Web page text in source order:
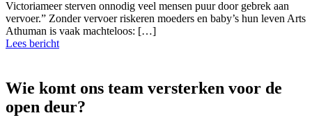
Victoriameer sterven onnodig veel mensen puur door gebrek aan
vervoer.” Zonder vervoer riskeren moeders en baby’s hun leven Arts
Athuman is vaak machteloos: […]
Lees bericht
Wie komt ons team versterken voor de
open deur?